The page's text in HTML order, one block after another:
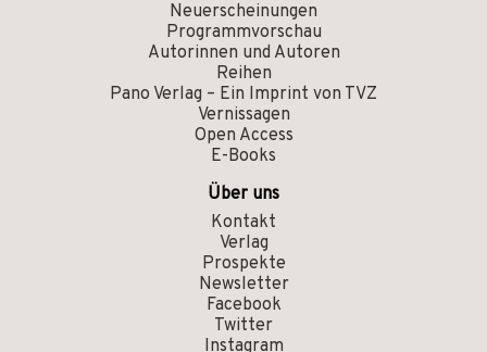
Neuerscheinungen
Programmvorschau
Autorinnen und Autoren
Reihen
Pano Verlag – Ein Imprint von TVZ
Vernissagen
Open Access
E-Books
Über uns
Kontakt
Verlag
Prospekte
Newsletter
Facebook
Twitter
Instagram